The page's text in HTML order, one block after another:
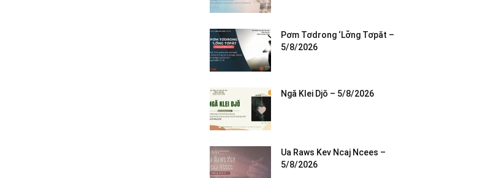
Pơm Tơdrong ‘Lơ̆ng Tơpăt –
5/8/2026
Ngă Klei Djŏ – 5/8/2026
Ua Raws Kev Ncaj Ncees –
5/8/2026